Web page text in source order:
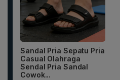
Sandal Pria Sepatu Pria
Casual Olahraga
Sendal Pria Sandal
Cowok...